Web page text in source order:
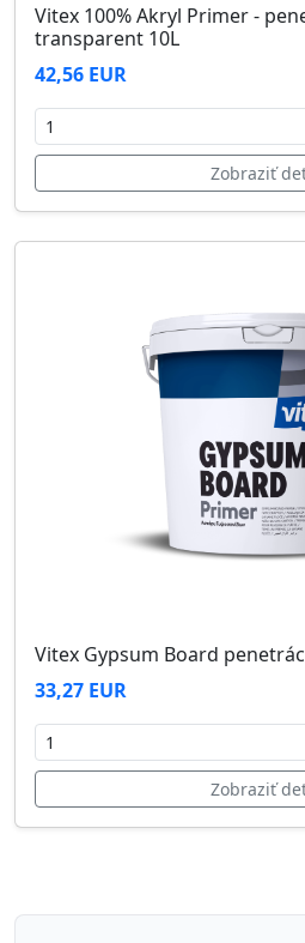
Vitex 100% Akryl Primer -
transparent 10L
42,56 EUR
Zobraziť
Vitex Gypsum Board
33,27 EUR
Zobraziť